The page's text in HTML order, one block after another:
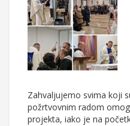
Zahvaljujemo svima koji
požrtvovnim radom
projekta, iako je na